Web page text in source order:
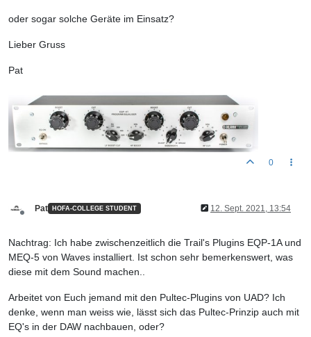
oder sogar solche Geräte im Einsatz?
Lieber Gruss
Pat
0
Pat HOFA-COLLEGE STUDENT 12. Sept. 2021, 13:54
Nachtrag: Ich habe zwischenzeitlich die Trail's Plugins EQP-1A und
MEQ-5 von Waves installiert. Ist schon sehr bemerkenswert, was
diese mit dem Sound machen..
Arbeitet von Euch jemand mit den Pultec-Plugins von UAD? Ich
denke, wenn man weiss wie, lässt sich das Pultec-Prinzip auch mit
EQ's in der DAW nachbauen, oder?